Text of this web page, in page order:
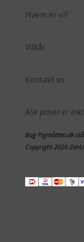
Hvem er vi?
Vilkår
Kontakt os
Alle priser er
Bag Pigmåtten.dk
Copyright 2026